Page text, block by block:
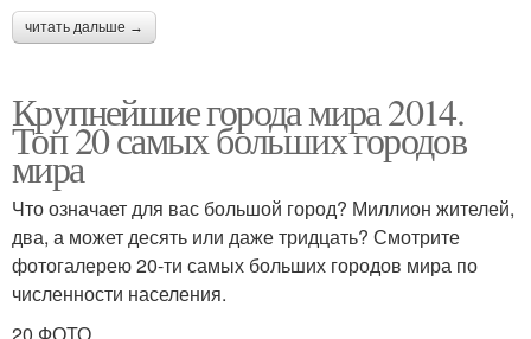
читать дальше →
Крупнейшие города мира 2014.
Топ 20 самых больших городов
мира
Что означает для вас большой город? Миллион жителей,
два, а может десять или даже тридцать? Смотрите
фотогалерею 20-ти самых больших городов мира по
численности населения.